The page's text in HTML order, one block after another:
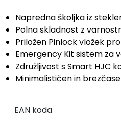
Napredna školjka iz
Polna skladnost z
Priložen Pinlock vložek
Emergency Kit sistem za
Združljivost s Smart HJC
Minimalističen in
EAN koda